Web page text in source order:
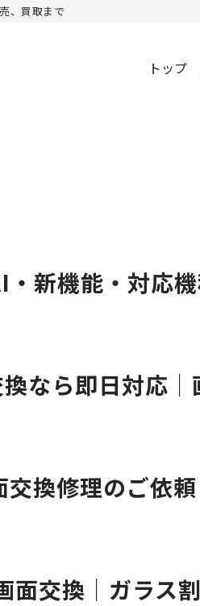
、買取まで
トップ
新機能・対応
なら即日対応
換修理のご依
面交換｜ガラス